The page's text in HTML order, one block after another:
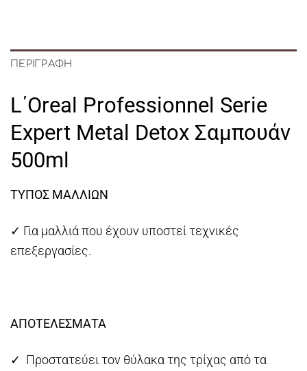
ΠΕΡΙΓΡΑΦΉ
L΄Oreal Professionnel Serie
Expert Metal Detox Σαμπουάν
500ml
ΤΥΠΟΣ ΜΑΛΛΙΩΝ
✓ Για μαλλιά που έχουν υποστεί τεχνικές
επεξεργασίες.
ΑΠΟΤΕΛΕΣΜΑΤΑ
✓ Προστατεύει τον θύλακα της τρίχας από τα